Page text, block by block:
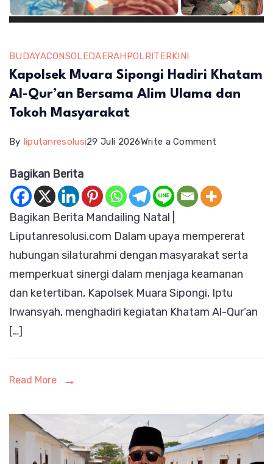
BUDAYACONSOLEDAERAHPOLRITERKINI
Kapolsek Muara Sipongi Hadiri Khatam
Al-Qur’an Bersama Alim Ulama dan
Tokoh Masyarakat
By liputanresolusi29 Juli 2026Write a Comment
Sipongi
Khatam
Al-
Qur’an
Bersama
Alim
Bagikan Berita
Bagikan Berita Mandailing Natal |
Liputanresolusi.com Dalam upaya mempererat
hubungan silaturahmi dengan masyarakat serta
memperkuat sinergi dalam menjaga keamanan
dan ketertiban, Kapolsek Muara Sipongi, Iptu
Irwansyah, menghadiri kegiatan Khatam Al-Qur’an
[…]
Read More